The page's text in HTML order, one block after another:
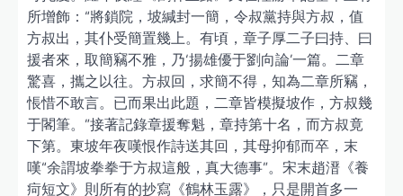
所增飾：“將鎖院，坡緘封一簡，令叔黨持與方叔，值
方叔出，其仆受簡置幾上。有頃，章子厚二子曰持、曰
援者來，取簡竊不雅，乃‘揚雄優于劉向論’一篇。二章
驚喜，攜之以往。方叔回，求簡不得，知為二章所竊，
悵惜不敢言。已而果出此題，二章皆模擬坡作，方叔幾
于閣筆。”接著記錄章援奪魁，章持第十名，而方叔竟
下第。東坡年夜嘆恨作詩送其回，其母抑郁而卒，末
嘆“余謂坡拳拳于方叔這般，真大德事”。宋末趙溍《養
疴短文》則所有的抄寫《鶴林玉露》，只是開首多一